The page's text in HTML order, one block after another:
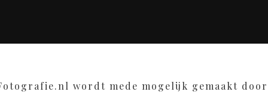
wordt mede mogelijk gemaakt